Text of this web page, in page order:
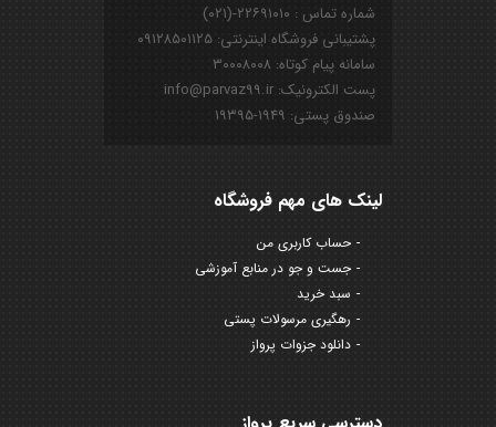
شماره تماس : ۲۲۶۹۱۰۱۰-(۰۲۱)
پشتیبانی فروشگاه اینترنتی: ۰۹۱۲۸۵۰۱۱۲۵
سامانه پیام کوتاه: ۳۰۰۰۸۰۰۸
پست الکترونیک: info@parvaz99.ir
صندوق پستی: ۱۹۴۹-۱۹۳۹۵
لینک های مهم فروشگاه
حساب کاربری من
جست و جو در منابع آموزشی
سبد خرید
رهگیری مرسولات پستی
دانلود جزوات پرواز